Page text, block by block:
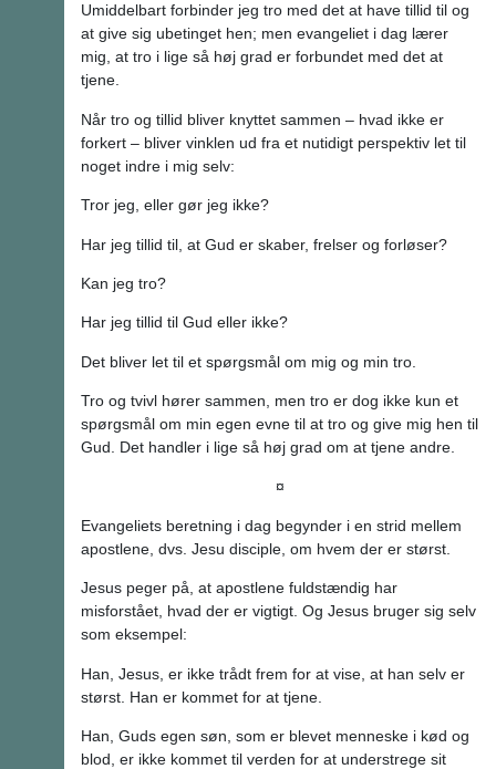
Umiddelbart forbinder jeg tro med det at have tillid til og
at give sig ubetinget hen; men evangeliet i dag lærer
mig, at tro i lige så høj grad er forbundet med det at
tjene.
Når tro og tillid bliver knyttet sammen – hvad ikke er
forkert – bliver vinklen ud fra et nutidigt perspektiv let til
noget indre i mig selv:
Tror jeg, eller gør jeg ikke?
Har jeg tillid til, at Gud er skaber, frelser og forløser?
Kan jeg tro?
Har jeg tillid til Gud eller ikke?
Det bliver let til et spørgsmål om mig og min tro.
Tro og tvivl hører sammen, men tro er dog ikke kun et
spørgsmål om min egen evne til at tro og give mig hen til
Gud. Det handler i lige så høj grad om at tjene andre.
¤
Evangeliets beretning i dag begynder i en strid mellem
apostlene, dvs. Jesu disciple, om hvem der er størst.
Jesus peger på, at apostlene fuldstændig har
misforstået, hvad der er vigtigt. Og Jesus bruger sig selv
som eksempel:
Han, Jesus, er ikke trådt frem for at vise, at han selv er
størst. Han er kommet for at tjene.
Han, Guds egen søn, som er blevet menneske i kød og
blod, er ikke kommet til verden for at understrege sit